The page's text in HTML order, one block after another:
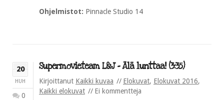
Ohjelmistot: Pinnacle Studio 14
20
HUH
0
Supermovieteam L&J – Älä lunttaa! (3:35)
Kirjoittanut Kaikki kuvaa Elokuvat, Elokuvat 2016,
Kaikki elokuvat
Ei kommentteja